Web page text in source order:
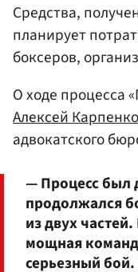
Средства,
планирует
боксеров,
О ходе процесса
Алексей Карпенко
адвокатского
— Процесс был
продолжался
из двух
мощная
серьезный